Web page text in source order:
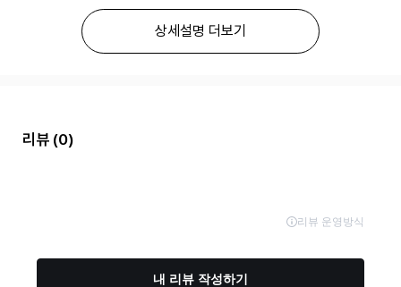
상세설명 더보기
리뷰 (0)